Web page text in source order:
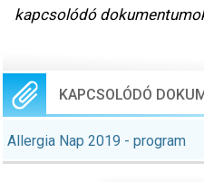
kapcsolódó
KAPCSOLÓDÓ
Allergia Nap 2019 - program